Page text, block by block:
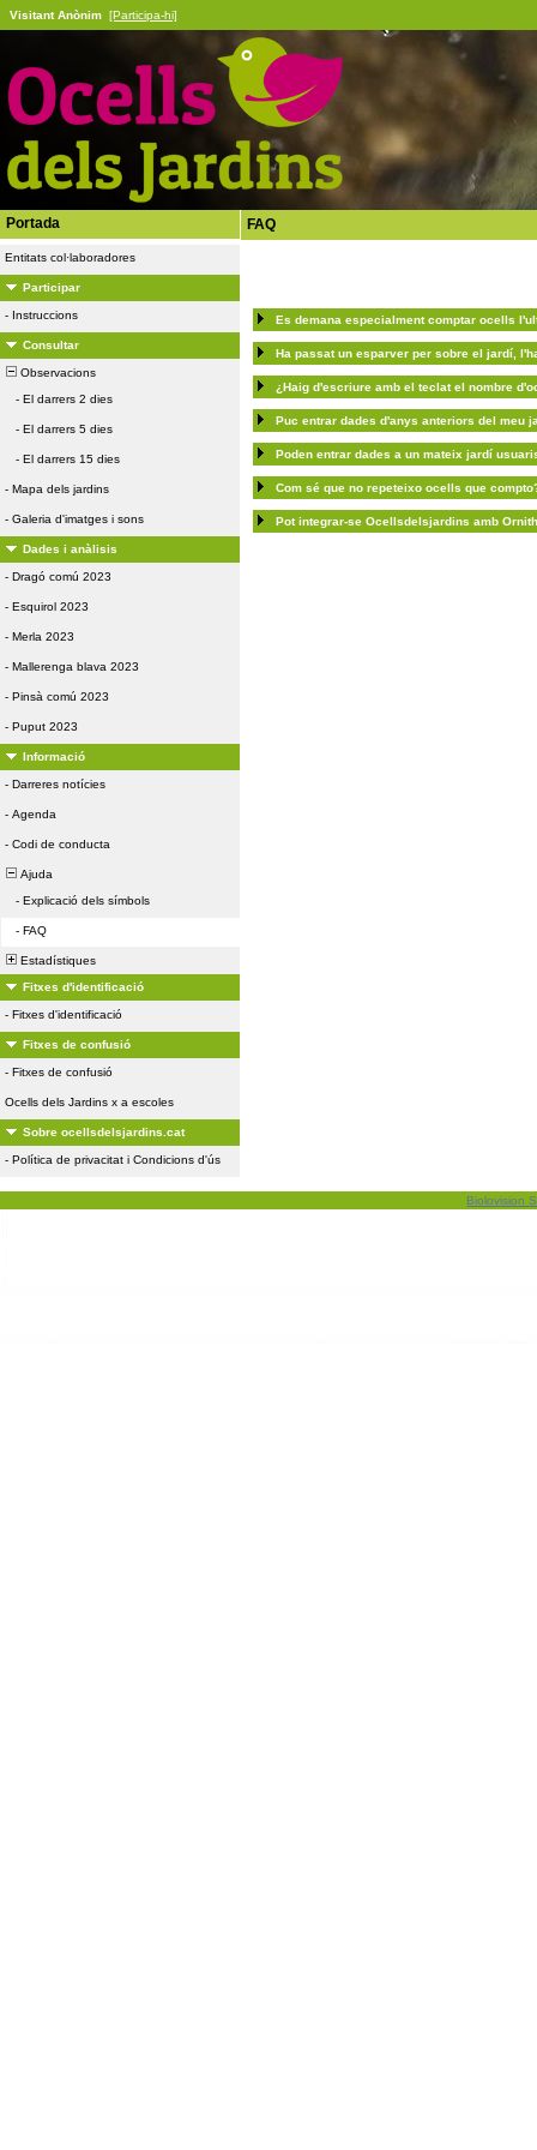
Visitant Anònim [Participa-hi]
Portada
Entitats col·laboradores
Participar
- Instruccions
Consultar
Observacions
- El darrers 2 dies
- El darrers 5 dies
- El darrers 15 dies
- Mapa dels jardins
- Galeria d'imatges i sons
Dades i anàlisis
- Dragó comú 2023
- Esquirol 2023
- Merla 2023
- Mallerenga blava 2023
- Pinsà comú 2023
- Puput 2023
Informació
- Darreres notícies
- Agenda
- Codi de conducta
Ajuda
- Explicació dels símbols
- FAQ
Estadístiques
Fitxes d'identificació
- Fitxes d'identificació
Fitxes de confusió
- Fitxes de confusió
Ocells dels Jardins x a escoles
Sobre ocellsdelsjardins.cat
- Política de privacitat i Condicions d'ús
FAQ
Es demana especialment comptar ocells
Ha passat un esparver per sobre el jardí,
¿Haig d'escriure amb el teclat el nombre
Puc entrar dades d'anys anteriors del meu
Poden entrar dades a un mateix jardí
Com sé que no repeteixo ocells que
Pot integrar-se Ocellsdelsjardins amb
Biolovision